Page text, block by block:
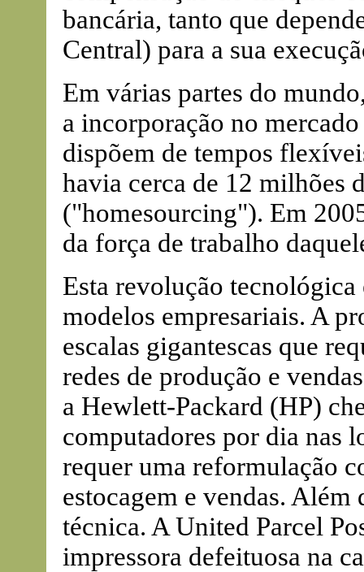
bancária, tanto que
Central) para a sua
Em várias partes do
a incorporação no
dispõem de tempos
havia cerca de 12 milhões
("homesourcing"). Em
da força de trabalho
Esta revolução
modelos empresariais. A
escalas gigantescas que
redes de produção e
a Hewlett-Packard (HP)
computadores por dia nas
requer uma reformulação
estocagem e vendas. Além
técnica. A United Parcel
impressora defeituosa na